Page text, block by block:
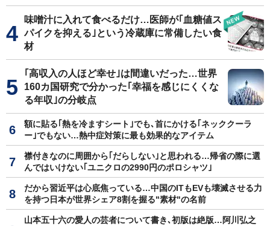
味噌汁に入れて食べるだけ…医師が｢血糖値ス
パイクを抑える｣という冷蔵庫に常備したい食
材
｢高収入の人ほど幸せ｣は間違いだった…世界
160カ国研究で分かった｢幸福を感じにくくな
る年収｣の分岐点
額に貼る｢熱を冷ますシート｣でも､首にかける｢ネッククーラ
ー｣でもない…熱中症対策に最も効果的なアイテム
襟付きなのに周囲から｢だらしない｣と思われる…帰省の際に選
んではいけない｢ユニクロの2990円のポロシャツ｣
だから習近平は心底焦っている…中国のITもEVも壊滅させる力
を持つ日本が世界シェア8割を握る"素材"の名前
山本五十六の愛人の芸者について書き､初版は絶版…阿川弘之